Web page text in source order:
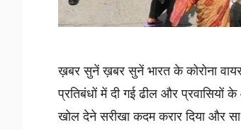
ख़बर सुनें ख़बर सुनें भारत के कोरोना
प्रतिबंधों में दी गई ढील और प्रवासियों
खोल देने सरीखा कदम करार दिया और